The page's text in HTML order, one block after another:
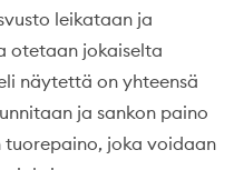
leikataan ja
otetaan jokaiselta
näytettä on yhteensä
ja sankon paino
joka voidaan